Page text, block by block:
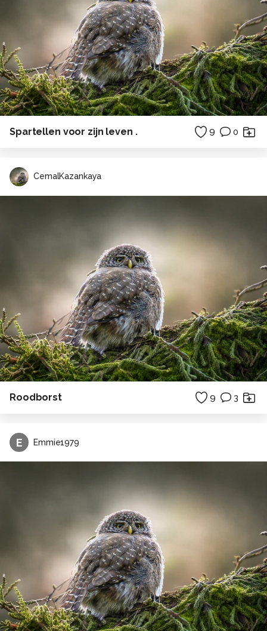
Spartellen voor zijn leven . 9 0
CemalKazankaya
Roodborst 9 3
E Emmie1979